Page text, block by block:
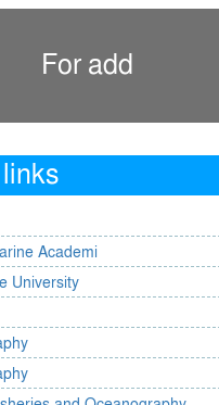
For add
Academi
University